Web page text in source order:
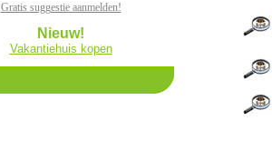
Gratis suggestie aanmelden!
Nieuw!
Vakantiehuis kopen